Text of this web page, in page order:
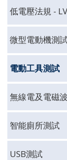
低電壓法規 -
微型電動機測
電動工具測試
無線電及電磁
智能廁所測試
USB測試